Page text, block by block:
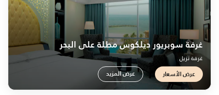
غرفة سوبريور ديلكوس مطلة على البحر
غرفة نزيل
عرض الأسعار عرض المزيد